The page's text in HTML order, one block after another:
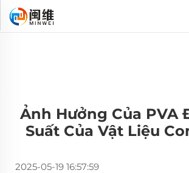
Ảnh Hưởng Của PVA
Suất Của Vật Liệu
2025-05-19 16:57:59